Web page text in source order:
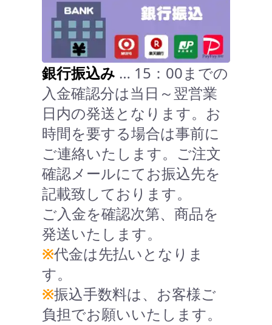
銀行振込み … 15：00までの
入金確認分は当日～翌営業
日内の発送となります。お
時間を要する場合は事前に
ご連絡いたします。ご注文
確認メールにてお振込先を
記載致しております。
ご入金を確認次第、商品を
発送いたします。
※代金は先払いとなりま
す。
※振込手数料は、お客様ご
負担でお願いいたします。